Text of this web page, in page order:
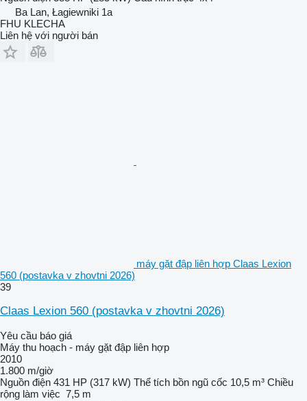
Ba Lan, Łagiewniki 1a
FHU KLECHA
Liên hệ với người bán
máy gặt đập liên hợp Claas Lexion
560 (postavka v zhovtni 2026)
39
Claas Lexion 560 (postavka v zhovtni 2026)
Yêu cầu báo giá
Máy thu hoạch - máy gặt đập liên hợp
2010
1.800 m/giờ
Nguồn điện 431 HP (317 kW) Thể tích bồn ngũ cốc 10,5 m³ Chiều
rộng làm việc 7,5 m